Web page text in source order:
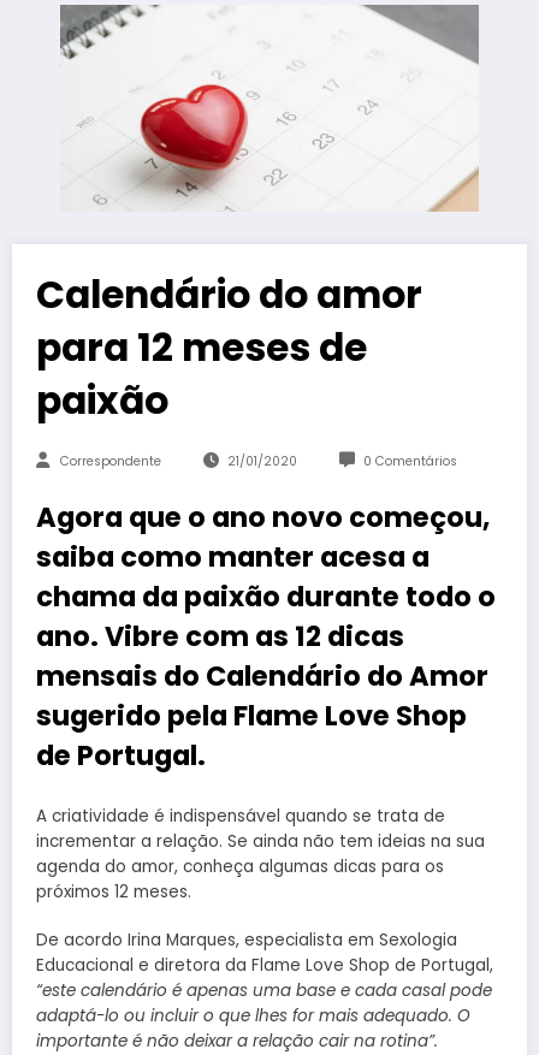
Calendário do amor
para 12 meses de
paixão
Correspondente 21/01/2020 0 Comentários
Agora que o ano novo começou,
saiba como manter acesa a
chama da paixão durante todo o
ano. Vibre com as 12 dicas
mensais do Calendário do Amor
sugerido pela Flame Love Shop
de Portugal.
A criatividade é indispensável quando se trata de
incrementar a relação. Se ainda não tem ideias na sua
agenda do amor, conheça algumas dicas para os
próximos 12 meses.
De acordo Irina Marques, especialista em Sexologia
Educacional e diretora da Flame Love Shop de Portugal,
“este calendário é apenas uma base e cada casal pode
adaptá-lo ou incluir o que lhes for mais adequado. O
importante é não deixar a relação cair na rotina”.